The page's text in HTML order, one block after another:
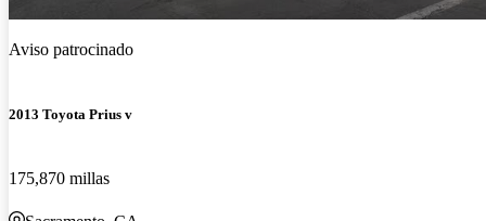
Aviso patrocinado
2013 Toyota Prius v
175,870 millas